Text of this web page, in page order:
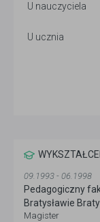
U nauczyciela
U ucznia
09.1993 - 06.1998
Pedagogiczny
Bratysławie
Magister